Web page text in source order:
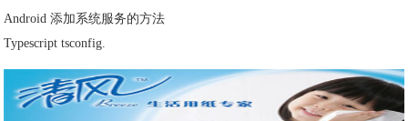
Android 添加系统服务的方法
Typescript tsconfig.